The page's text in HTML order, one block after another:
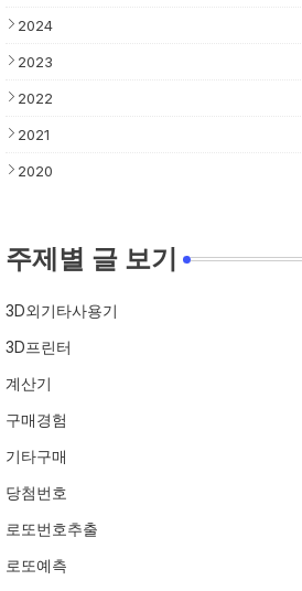
2024
2023
2022
2021
2020
주제별 글 보기
3D외기타사용기
3D프린터
계산기
구매경험
기타구매
당첨번호
로또번호추출
로또예측